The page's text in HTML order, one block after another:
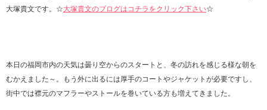
大塚貴文です。☆大塚貴文のブログはコチラをクリック下さい☆
本日の福岡市内の天気は曇り空からのスタートと、冬の訪れを感じる様な朝を
むかえました～。もう外に出るには厚手のコートやジャケットが必要ですし、
街中では襟元のマフラーやストールを巻いている方も増えてきました。